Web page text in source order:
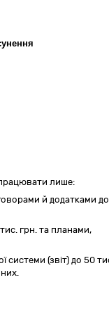
лише:
й додатками до
грн. та планами,
системи (звіт) до 50